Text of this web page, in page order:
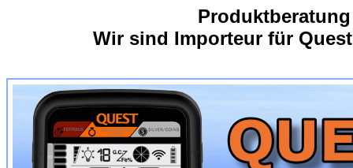
Wir sind Importeur für